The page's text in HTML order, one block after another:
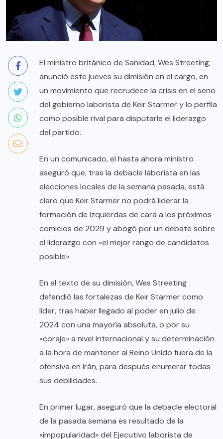
El ministro británico de Sanidad, Wes Streeting,
anunció este jueves su dimisión en el cargo, en
un movimiento que recrudece la crisis en el seno
del gobierno laborista de Keir Starmer y lo perfila
como posible rival para disputarle el liderazgo
del partido.
En un comunicado, el hasta ahora ministro
aseguró que, tras la debacle laborista en las
elecciones locales de la semana pasada, está
claro que Keir Starmer no podrá liderar la
formación de izquierdas de cara a los próximos
comicios de 2029 y abogó por un debate sobre
el liderazgo con «el mejor rango de candidatos
posible».
En el texto de su dimisión, Wes Streeting
defendió las fortalezas de Keir Starmer como
líder, tras haber llegado al poder en julio de
2024 con una mayoría absoluta, o por su
«coraje» a nivel internacional y su determinación
a la hora de mantener al Reino Unido fuera de la
ofensiva en Irán, para después enumerar todas
sus debilidades.
En primer lugar, aseguró que la debacle electoral
de la pasada semana es resultado de la
«impopularidad» del Ejecutivo laborista de